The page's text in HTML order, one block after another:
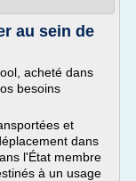
au sein de
acheté dans
besoins
et
dans
l'État membre
à un usage